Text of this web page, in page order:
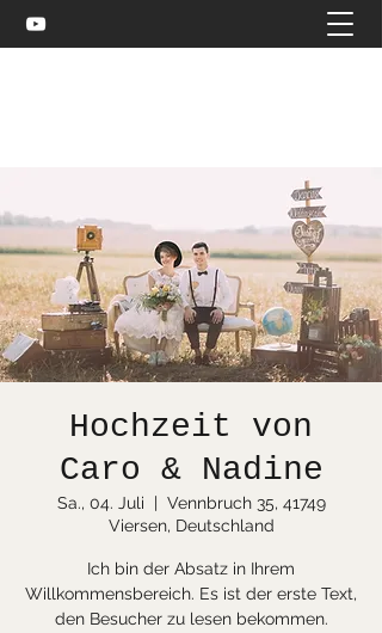
Hochzeit von
Caro & Nadine
Sa., 04. Juli
  |
Vennbruch 35, 41749
Viersen, Deutschland
Ich bin der Absatz in Ihrem
Willkommensbereich. Es ist der erste Text,
den Besucher zu lesen bekommen.